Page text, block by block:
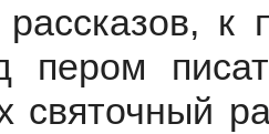
к
пером
святочный